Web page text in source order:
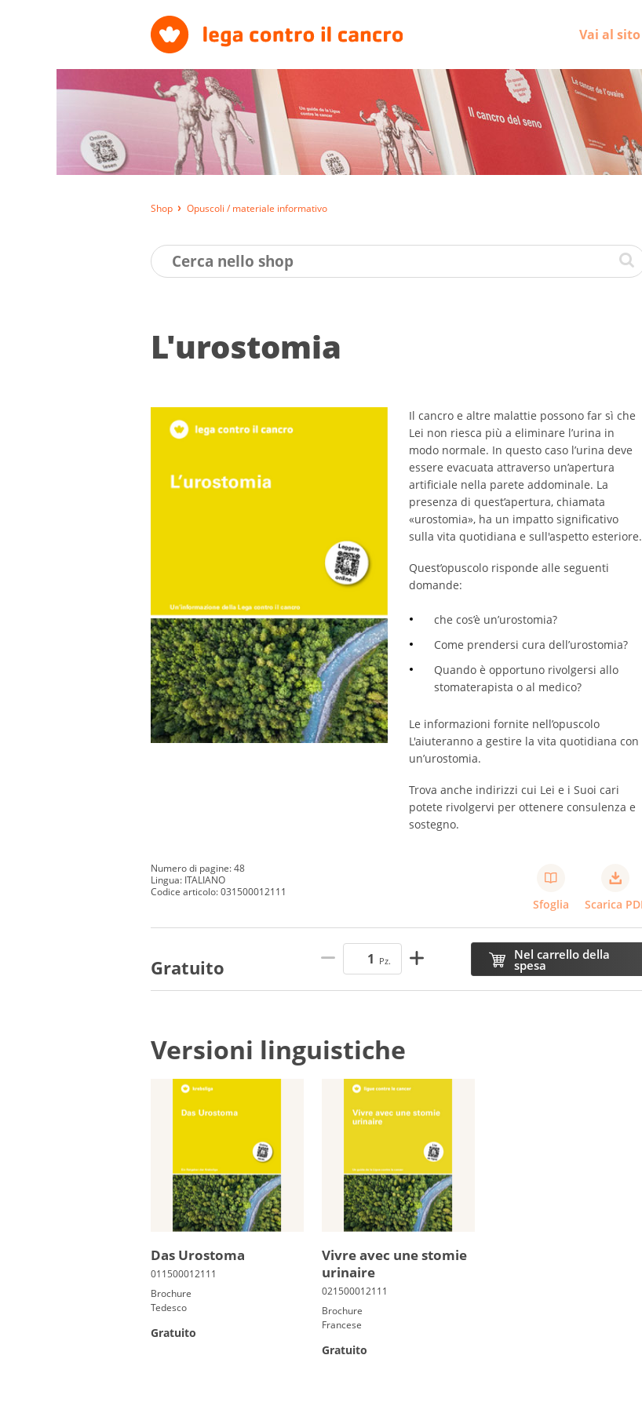
Vai al
Shop Opuscoli / materiale informativo
L'uro­stomia
Il cancro e altre malattie possono far sì che
Lei non riesca più a eliminare l’urina in
modo normale. In questo caso l’urina deve
essere evacuata attraverso un’apertura
artificiale nella parete addominale. La
presenza di quest’apertura, chiamata
«urostomia», ha un impatto significativo
sulla vita quotidiana e sull'aspetto esteriore.
Quest’opuscolo risponde alle seguenti
domande:
che cos’è un’urostomia?
Come prendersi cura dell’urostomia?
Quando è opportuno rivolgersi allo
stomaterapista o al medico?
Le informazioni fornite nell’opuscolo
L'aiuteranno a gestire la vita quotidiana con
un’urostomia.
Trova anche indirizzi cui Lei e i Suoi cari
potete rivolgervi per ottenere consulenza e
sostegno.
Numero di pagine: 48
Lingua: ITALIANO
Codice articolo: 031500012111
Sfoglia Scarica
Gratuito Pz. Nel carrello della
spesa
Versioni linguistiche
Das Ur­o­st­o­ma
Brochure
Tedesco
Gratuito
Vivre avec une sto­mie
uri­naire
Brochure
Francese
Gratuito